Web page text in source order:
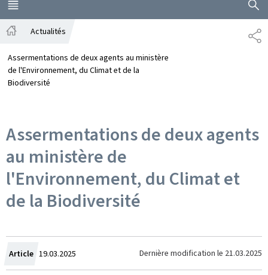
MENU
PRINCIPAL
Actualités
Assermentations de deux agents au ministère
de l'Environnement, du Climat et de la
Biodiversité
Assermentations de deux agents
au ministère de
l'Environnement, du Climat et
de la Biodiversité
Article Crée
le
19.03.2025 Dernière modification le 21.03.2025